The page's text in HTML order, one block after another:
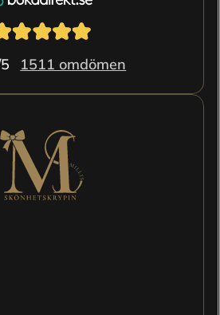
1511 omdömen